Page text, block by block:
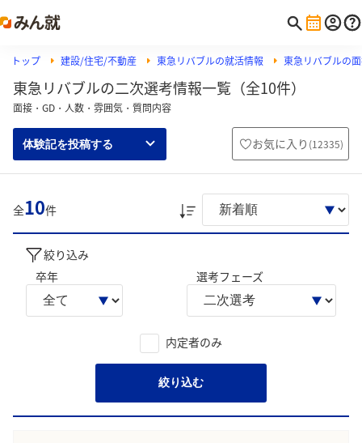
トップ 建設/住宅/不動産 東急リバブルの就活情報 東急リバブルの
東急リバブルの二次選考情報一覧（全10件）
面接・GD・人数・雰囲気・質問内容
体験記を投稿する お気に入り (12335)
全10件
絞り込み
卒年
選考フェーズ
内定者のみ
絞り込む